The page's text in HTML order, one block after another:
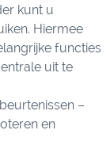
kunt u
Hiermee
functies
uit te
–
en